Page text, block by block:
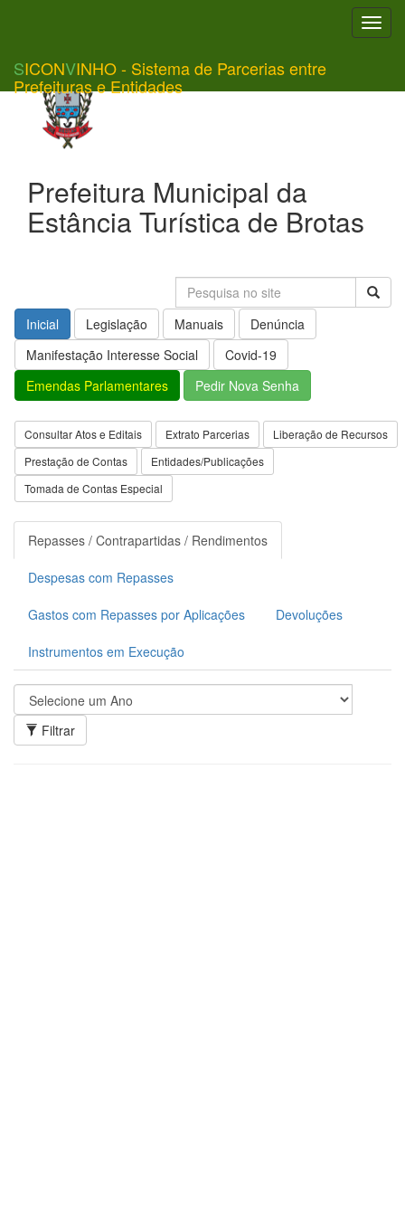
SICONVINHO - Sistema de Parcerias entre
Prefeituras e Entidades
Prefeitura Municipal da
Estância Turística de Brotas
Inicial Legislação Manuais
Denúncia
Manifestação Interesse Social
Covid-19
Emendas Parlamentares
Pedir Nova Senha
Consultar Atos e Editais Extrato Parcerias
Liberação de Recursos
Prestação de Contas
Entidades/Publicações
Tomada de Contas Especial
Repasses / Contrapartidas / Rendimentos
Despesas com Repasses
Gastos com Repasses por Aplicações Devoluções
Instrumentos em Execução
Filtrar